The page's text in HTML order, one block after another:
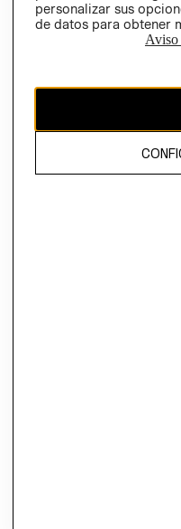
Chile ($)
El contenido de esta página
propiedad de H&M Hennes &
personalizar sus
de datos para obtener
Aviso